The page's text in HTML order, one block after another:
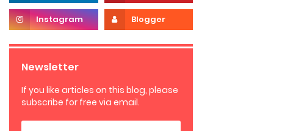
Newsletter
If you like articles on this blog, please
subscribe for free via email.